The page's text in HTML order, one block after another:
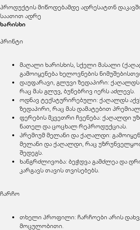
პროდუქტის მიწოდებამდე ადრესატთნ
საათით ადრე
ხარისხი
პრინტი
მაღალი ხარისხის, სქელი მასალი
გამოიყენება ხელოვნების
დაუფარავი, გლუვი ზედაპირი: ქაღალდს
რაც მას გლუვ, ბუნებრივ იერს აძლევს.
ოდნავ ტექსტურირებული: ქაღალდს
ზედაპირი, რაც მას დამატებით
ფერების მკვეთრი ჩვენება: ქაღალდი
ნათელ და ცოცხალ რეპროდუქციას.
პრემიუმ მელანი და ქაღალდი:
მელანი და ქაღალდი, რაც
შედეგს.
ხანგრძლივობა: ბეჭდვა გამძლეა და
კარგავს თავის თვისებებს.
ჩარჩო
თხელი პროფილი: ჩარჩოები არის
მოცულობითი.